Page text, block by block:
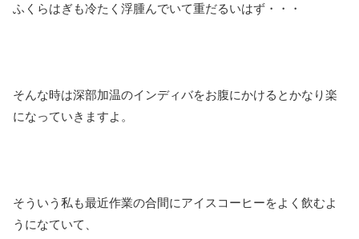
ふくらはぎも冷たく浮腫んでいて重だるいはず・・・
そんな時は深部加温のインディバをお腹にかけるとかなり楽
になっていきますよ。
そういう私も最近作業の合間にアイスコーヒーをよく飲むよ
うになていて、